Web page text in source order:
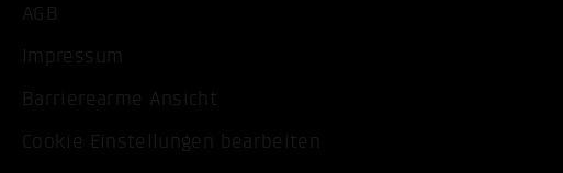
AGB
Impressum
Barrierearme Ansicht
Cookie Einstellungen bearbeiten